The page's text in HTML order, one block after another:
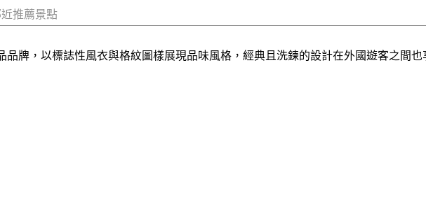
推薦景點
品牌，以標誌性風衣與格紋圖樣展現品味風格，經典且洗鍊的設計在外國遊客之間也